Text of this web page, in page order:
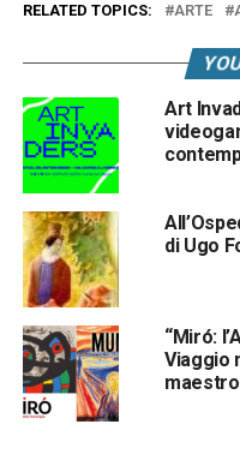
RELATED TOPICS: ARTE
Art
di Ugo
“Miró:
Viaggio